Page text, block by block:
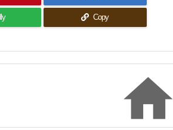
Copy
